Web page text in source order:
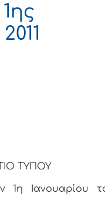
ΤΥΠΟΥ
1η Ιανουαρίου